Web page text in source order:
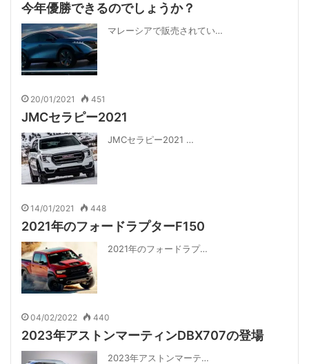
今年優勝できるのでしょうか？
マレーシアで販売されてい…
20/01/2021 451
JMCセラピー2021
JMCセラピー2021 …
14/01/2021 448
2021年のフォードラプターF150
2021年のフォードラプ…
04/02/2022 440
2023年アストンマーティンDBX707の登場
2023年アストンマーテ…